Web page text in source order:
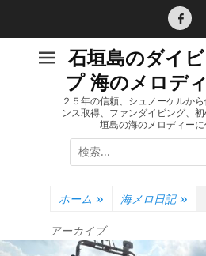
石垣島のダイ
プ 海のメロデ
２５年の信頼、シュノーケルか
ンス取得、ファンダイビング、
垣島の海のメロディーに
検
索:
ホーム » 海メロ日記 »
アーカイブ